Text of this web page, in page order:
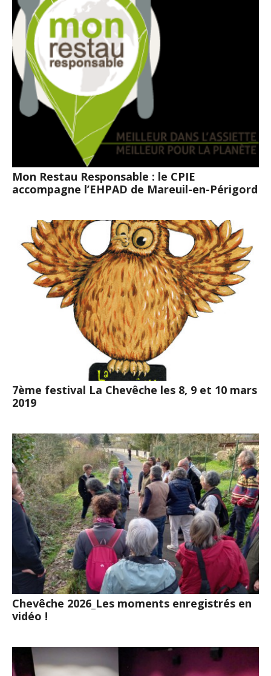
Mon Restau Responsable : le CPIE
accompagne l’EHPAD de Mareuil-en-Périgord
7ème festival La Chevêche les 8, 9 et 10 mars
2019
Chevêche 2026_Les moments enregistrés en
vidéo !